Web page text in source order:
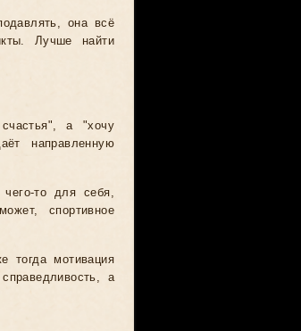
она всё
Лучше найти
а "хочу
направленную
то для себя,
спортивное
тогда мотивация
а